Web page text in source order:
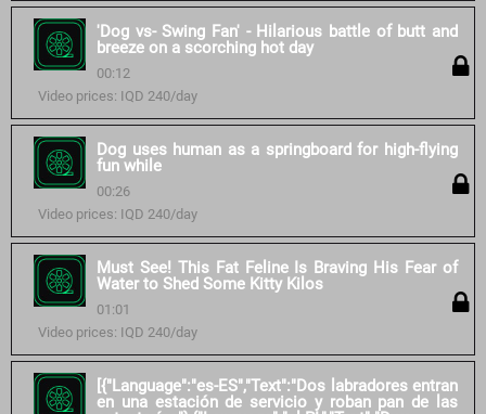
'Dog vs- Swing Fan' - Hilarious battle of butt and
breeze on a scorching hot day
00:12
Video prices: IQD 240/day
Dog uses human as a springboard for high-flying
fun while
00:26
Video prices: IQD 240/day
Must See! This Fat Feline Is Braving His Fear of
Water to Shed Some Kitty Kilos
01:01
Video prices: IQD 240/day
[{"Language":"es-ES","Text":"Dos labradores entran
en una estación de servicio y roban pan de las